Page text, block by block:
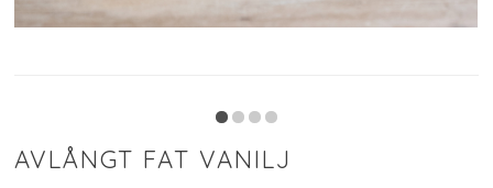
AVLÅNGT FAT VANILJ